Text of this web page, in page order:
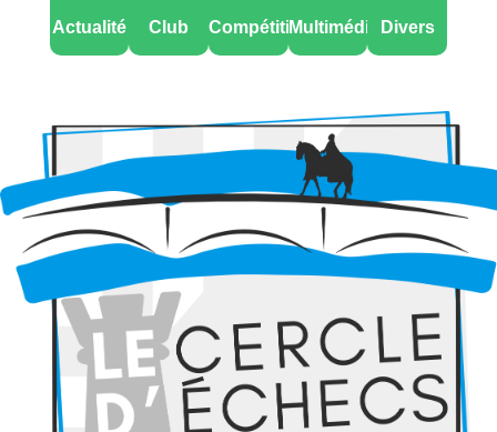
Actualité Club CompétitionsMultimédia Divers